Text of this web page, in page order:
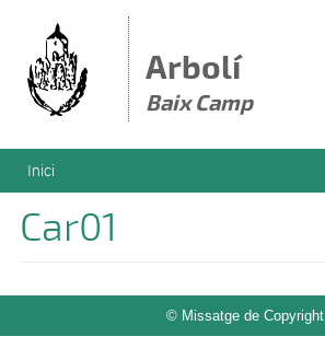
Arbolí
Baix Camp
Esteu aquí
Inici
Car01
© Missatge de Copyright